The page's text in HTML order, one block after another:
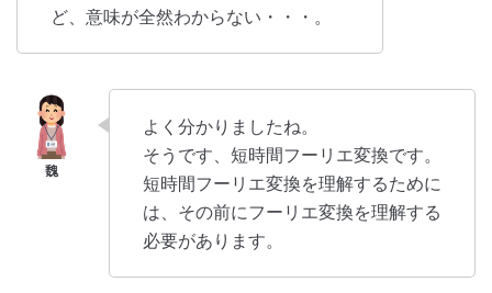
ど、意味が全然わからない・・・。
よく分かりましたね。
そうです、短時間フーリエ変換です。
短時間フーリエ変換を理解するために
は、その前にフーリエ変換を理解する
必要があります。